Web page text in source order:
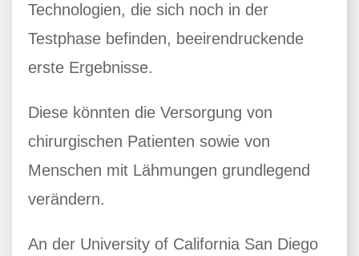
Technologien, die sich noch in der
Testphase befinden, beeirendruckende
erste Ergebnisse.
Diese könnten die Versorgung von
chirurgischen Patienten sowie von
Menschen mit Lähmungen grundlegend
verändern.
An der University of California San Diego